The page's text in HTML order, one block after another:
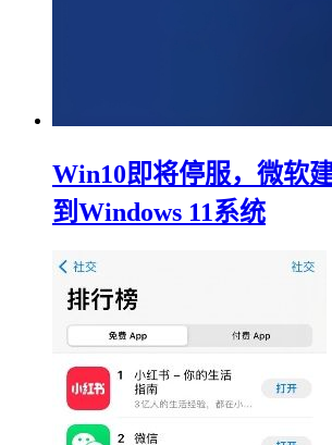
Win10即将停服，微软
到Windows 11系统